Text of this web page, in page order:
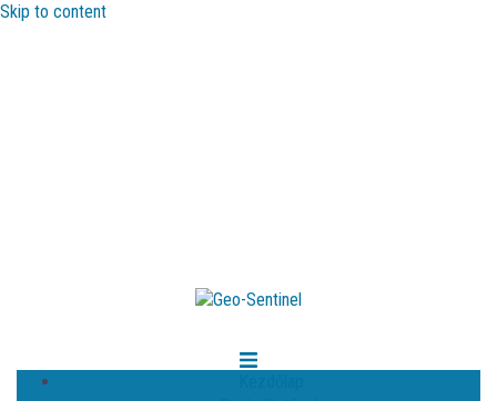
Skip to content